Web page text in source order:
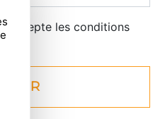
les conditions
**